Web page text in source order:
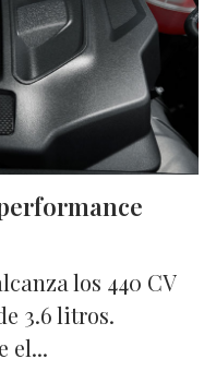
los 440 CV
3.6 litros.
el...